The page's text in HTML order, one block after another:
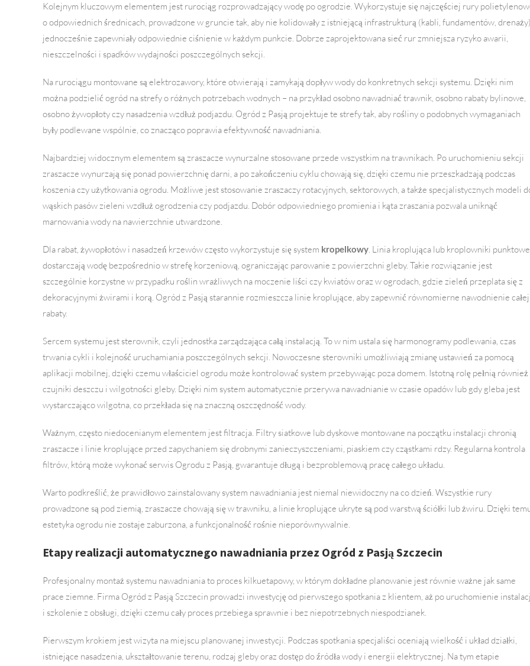
Kolejnym kluczowym elementem jest rurociąg rozprowadzający wodę po ogrodzie. Wykorzystuje się najczęściej rury
o odpowiednich średnicach, prowadzone w gruncie tak, aby nie kolidowały z istniejącą infrastrukturą (kabli, fundamentów,
jednocześnie zapewniały odpowiednie ciśnienie w każdym punkcie. Dobrze zaprojektowana sieć rur zmniejsza ryzyko awarii,
nieszczelności i spadków wydajności poszczególnych sekcji.
Na rurociągu montowane są elektrozawory, które otwierają i zamykają dopływ wody do konkretnych sekcji systemu. Dzięki nim
można podzielić ogród na strefy o różnych potrzebach wodnych – na przykład osobno nawadniać trawnik, osobno rabaty bylinowe,
osobno żywopłoty czy nasadzenia wzdłuż podjazdu. Ogród z Pasją projektuje te strefy tak, aby rośliny o podobnych wymaganiach
były podlewane wspólnie, co znacząco poprawia efektywność nawadniania.
Najbardziej widocznym elementem są zraszacze wynurzalne stosowane przede wszystkim na trawnikach. Po uruchomieniu sekcji
zraszacze wynurzają się ponad powierzchnię darni, a po zakończeniu cyklu chowają się, dzięki czemu nie przeszkadzają podczas
koszenia czy użytkowania ogrodu. Możliwe jest stosowanie zraszaczy rotacyjnych, sektorowych, a także specjalistycznych modeli
wąskich pasów zieleni wzdłuż ogrodzenia czy podjazdu. Dobór odpowiedniego promienia i kąta zraszania pozwala uniknąć
marnowania wody na nawierzchnie utwardzone.
Dla rabat, żywopłotów i nasadzeń krzewów często wykorzystuje się system kropelkowy. Linia kroplująca lub kroplowniki punktowe
dostarczają wodę bezpośrednio w strefę korzeniową, ograniczając parowanie z powierzchni gleby. Takie rozwiązanie jest
szczególnie korzystne w przypadku roślin wrażliwych na moczenie liści czy kwiatów oraz w ogrodach, gdzie zieleń przeplata się z
dekoracyjnymi żwirami i korą. Ogród z Pasją starannie rozmieszcza linie kroplujące, aby zapewnić równomierne nawodnienie całej
rabaty.
Sercem systemu jest sterownik, czyli jednostka zarządzająca całą instalacją. To w nim ustala się harmonogramy podlewania, czas
trwania cykli i kolejność uruchamiania poszczególnych sekcji. Nowoczesne sterowniki umożliwiają zmianę ustawień za pomocą
aplikacji mobilnej, dzięki czemu właściciel ogrodu może kontrolować system przebywając poza domem. Istotną rolę pełnią również
czujniki deszczu i wilgotności gleby. Dzięki nim system automatycznie przerywa nawadnianie w czasie opadów lub gdy gleba jest
wystarczająco wilgotna, co przekłada się na znaczną oszczędność wody.
Ważnym, często niedocenianym elementem jest filtracja. Filtry siatkowe lub dyskowe montowane na początku instalacji chronią
zraszacze i linie kroplujące przed zapychaniem się drobnymi zanieczyszczeniami, piaskiem czy cząstkami rdzy. Regularna kontrola
filtrów, którą może wykonać serwis Ogrodu z Pasją, gwarantuje długą i bezproblemową pracę całego układu.
Warto podkreślić, że prawidłowo zainstalowany system nawadniania jest niemal niewidoczny na co dzień. Wszystkie rury
prowadzone są pod ziemią, zraszacze chowają się w trawniku, a linie kroplujące ukryte są pod warstwą ściółki lub żwiru. Dzięki
estetyka ogrodu nie zostaje zaburzona, a funkcjonalność rośnie nieporównywalnie.
Etapy realizacji automatycznego nawadniania przez Ogród z Pasją Szczecin
Profesjonalny montaż systemu nawadniania to proces kilkuetapowy, w którym dokładne planowanie jest równie ważne jak same
prace ziemne. Firma Ogród z Pasją Szczecin prowadzi inwestycję od pierwszego spotkania z klientem, aż po uruchomienie
i szkolenie z obsługi, dzięki czemu cały proces przebiega sprawnie i bez niepotrzebnych niespodzianek.
Pierwszym krokiem jest wizyta na miejscu planowanej inwestycji. Podczas spotkania specjaliści oceniają wielkość i układ działki,
istniejące nasadzenia, ukształtowanie terenu, rodzaj gleby oraz dostęp do źródła wody i energii elektrycznej. Na tym etapie